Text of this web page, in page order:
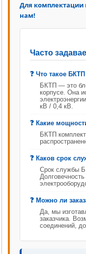
Для комплектации
нам!
Часто
Что такое
БКТП — это
корпусе. Она
кВ / 0,4 кВ.
Какие
БКТП
Каков срок
Срок службы
Можно ли
Да, мы
заказчика.
соединений,